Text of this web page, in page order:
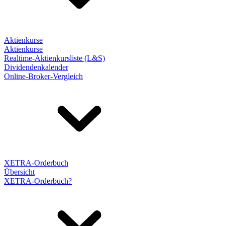
Aktienkurse
Aktienkurse
Realtime-Aktienkursliste (L&S)
Dividendenkalender
Online-Broker-Vergleich
XETRA-Orderbuch
Übersicht
XETRA-Orderbuch?